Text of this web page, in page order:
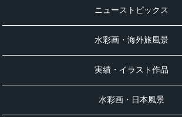
ニューストピックス
水彩画・海外旅風景
実績・イラスト作品
水彩画・日本風景